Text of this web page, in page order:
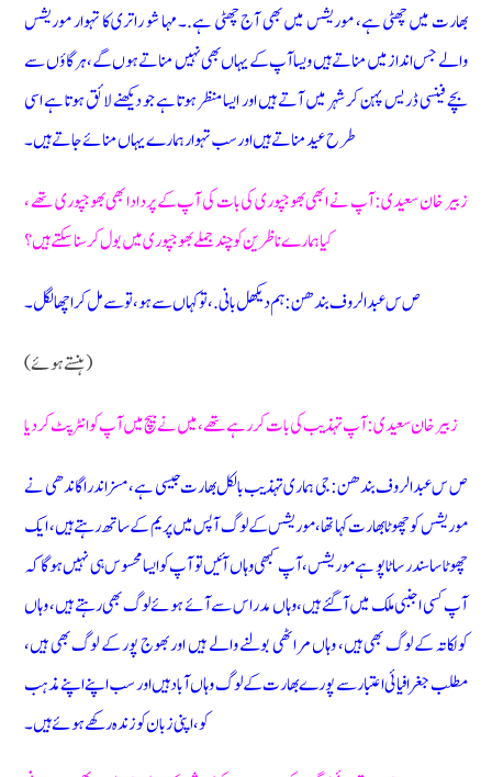
بھارت میں چھٹی ہے، موریشس میں بھی آج چھٹی ہے.۔ مہا شو راتری کا تہوار موریشس
والے جس انداز میں مناتے ہیں ویسا آپ کے یہاں بھی نہیں مناتے ہوں گے، ہر گاؤں سے
بچے فینسی ڈریس پہن کر شہر میں آتے ہیں اور ایسا منظر ہوتا ہے جو دیکھنے لائق ہوتا ہے اسی
طرح عید مناتے ہیں اور سب تہوار ہمارے یہاں منائے جاتے ہیں۔
زبیر خان سعیدی: آپ نے ابھی بھوجپوری کی بات کی آپ کے پردادا بھی بھوجپوری تھے ،
کیا ہمارے ناظرین کو چند جملے بھوجپوری میں بول کر سنا سکتے ہیں؟
ص س عبدالروف بندھن: ہم دیکھل بانی.،تو کہاں سے ہو ،تو سے مل کر اچھا لگل ۔
(ہنستے ہوئے )
زبیر خان سعیدی: آپ تہذیب کی بات کر رہے تھے، میں نے بیچ میں آپ کو انٹرپٹ کردیا
ص س عبدالروف بندھن: جی ہماری تہذیب بالکل بھارت جیسی ہے، مسز اندرا گاندھی نے
موریشس کو چھوٹا بھارت کہا تھا، موریشس کے لوگ آپس میں پریم کے ساتھ رہتے ہیں، ایک
چھوٹا سا سندر سا ٹاپو ہے موریشس، آپ کبھی وہاں آئیں تو آپ کو ایسا محسوس ہی نہیں ہوگا کہ
آپ کسی اجنبی ملک میں آگئے ہیں، وہاں مدراس سے آئے ہوئے لوگ بھی رہتے ہیں، وہاں
کولکاتہ کے لوگ بھی ہیں، وہاں مراٹھی بولنے والے ہیں اور بھوج پور کے لوگ بھی ہیں،
مطلب جغرافیائی اعتبار سے پورے بھارت کے لوگ وہاں آباد ہیں اور سب اپنے اپنے مذہب
کو، اپنی زبان کو زندہ رکھے ہوئے ہیں ۔